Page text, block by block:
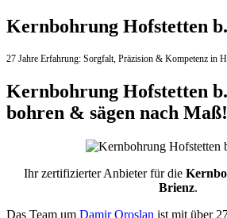
Kernbohrung Hofstetten
27 Jahre Erfahrung: Sorgfalt, Präzision & Kompetenz in
Kernbohrung Hofstetten
bohren & sägen nach Maß!
Ihr zertifizierter Anbieter für die
Brienz.
Das Team um Damir Oroslan ist mit über